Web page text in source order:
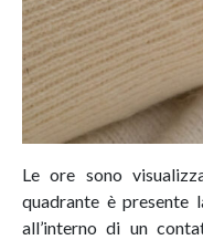
Le ore sono
quadrante è presente
all’interno di un